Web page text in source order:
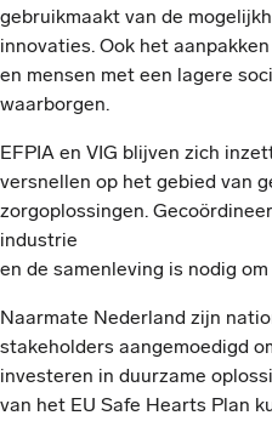
gebruikmaakt van de
innovaties. Ook het
en mensen met een lagere
waarborgen.
EFPIA en VIG blijven zich
versnellen op het gebied van
zorgoplossingen.
industrie
en de samenleving is nodig
Naarmate Nederland zijn
stakeholders aangemoedigd
investeren in duurzame
van het EU Safe Hearts Plan